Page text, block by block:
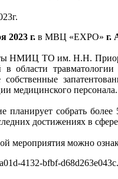
2023 г. в МВЦ «EXPO» г.
НМИЦ ТО им. Н.Н.
в области
собственные
медицинского персонала.
планирует собрать
достижениях в
мероприятия можно